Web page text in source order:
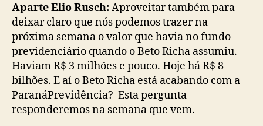
Aparte Elio Rusch:Aproveitar também para
deixar claro que nós podemos trazer na
próxima semana o valor que havia no fundo
previdenciário quando o Beto Richa assumiu.
Haviam R$ 3 milhões e pouco. Hoje há R$ 8
bilhões. E aí o Beto Richa está acabando com a
ParanáPrevidência? Esta pergunta
responderemos na semana que vem.